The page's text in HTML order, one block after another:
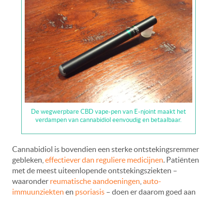
De wegwerpbare CBD vape-pen van E-njoint maakt het
verdampen van cannabidiol eenvoudig en betaalbaar.
Cannabidiol is bovendien een sterke ontstekingsremmer
gebleken, effectiever dan reguliere medicijnen. Patiënten
met de meest uiteenlopende ontstekingsziekten –
waaronder reumatische aandoeningen auto-
immuunziekten en psoriasis – doen er daarom goed aan